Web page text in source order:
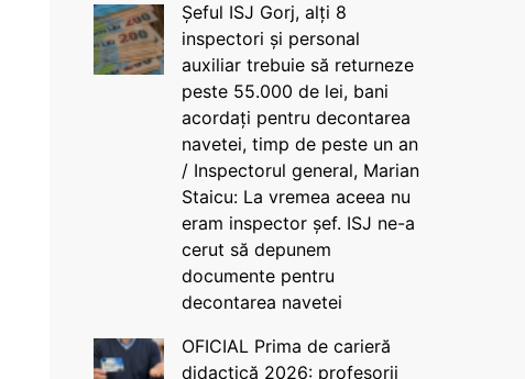
Șeful ISJ Gorj, alți 8
inspectori și personal
auxiliar trebuie să returneze
peste 55.000 de lei, bani
acordați pentru decontarea
navetei, timp de peste un an
/ Inspectorul general, Marian
Staicu: La vremea aceea nu
eram inspector șef. ISJ ne-a
cerut să depunem
documente pentru
decontarea navetei
OFICIAL Prima de carieră
didactică 2026: profesorii